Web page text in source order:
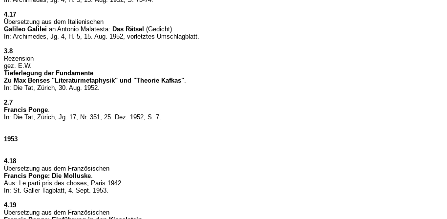
4.17
Übersetzung aus dem Italienischen
Galileo Galilei an Antonio Malatesta: Das Rätsel (Gedicht)
In: Archimedes, Jg. 4, H. 5, 15. Aug. 1952, vorletztes Umschlagblatt.
3.8
Rezension
gez. E.W.
Tieferlegung der Fundamente.
Zu Max Benses "Literaturmetaphysik" und "Theorie Kafkas".
In: Die Tat, Zürich, 30. Aug. 1952.
2.7
Francis Ponge.
In: Die Tat, Zürich, Jg. 17, Nr. 351, 25. Dez. 1952, S. 7.
1953
4.18
Übersetzung aus dem Französischen
Francis Ponge: Die Molluske.
Aus: Le parti pris des choses, Paris 1942.
In: St. Galler Tagblatt, 4. Sept. 1953.
4.19
Übersetzung aus dem Französischen